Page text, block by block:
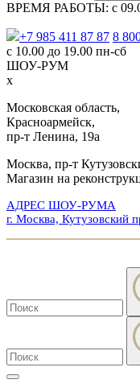
ВРЕМЯ РАБОТЫ: с
+7 985 411 87 87 8
с 10.00 до 19.00 пн-сб
ШОУ-РУМ
x
Московская область,
Красноармейск,
пр-т Ленина, 19а
Москва, пр-т
Магазин на
АДРЕС ШОУ-РУМА
г. Москва, Кутузовский